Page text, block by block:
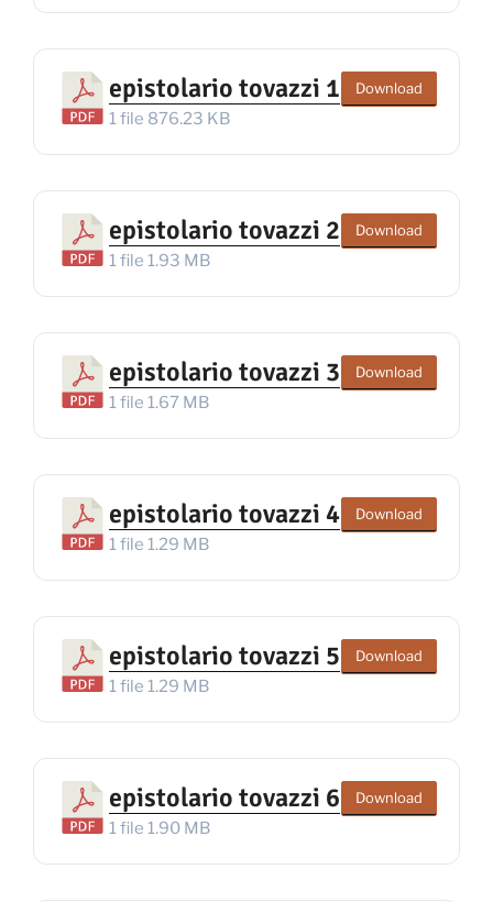
epistolario tovazzi 1
1 file 876.23 KB
Download
epistolario tovazzi 2
1 file 1.93 MB
Download
epistolario tovazzi 3
1 file 1.67 MB
Download
epistolario tovazzi 4
1 file 1.29 MB
Download
epistolario tovazzi 5
1 file 1.29 MB
Download
epistolario tovazzi 6
1 file 1.90 MB
Download